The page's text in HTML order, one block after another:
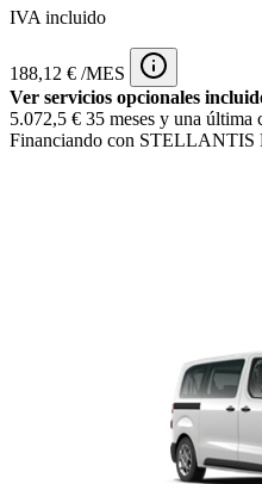
IVA incluido
188,12 € /MES
Ver servicios opcionales
5.072,5 € 35 meses y una
Financiando con STELLANTIS